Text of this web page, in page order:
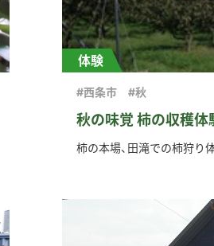
体験
秋の味覚 柿の収穫体
#西条市 #秋
柿の本場、田滝での柿狩り